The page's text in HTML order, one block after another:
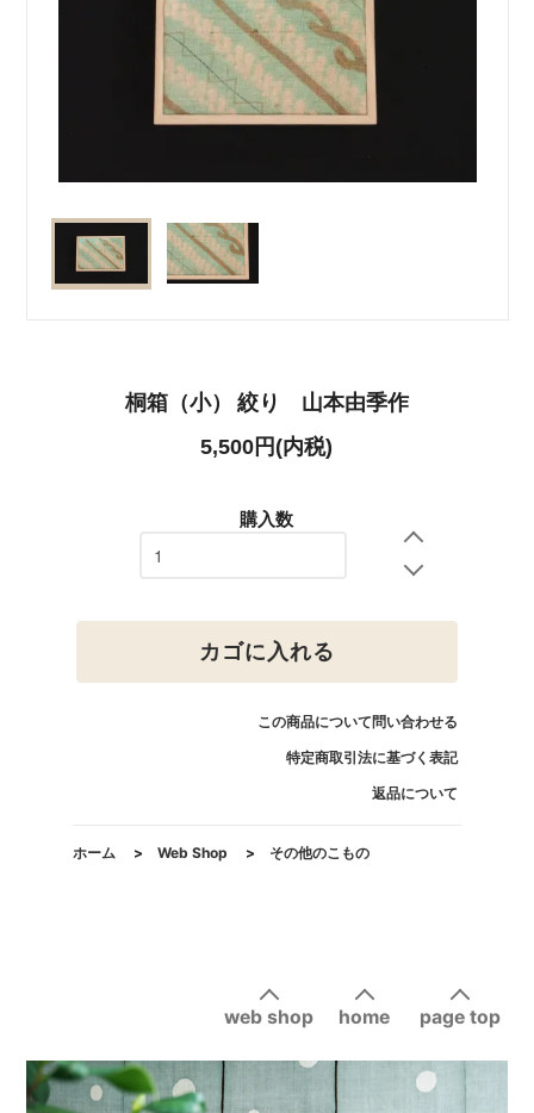
桐箱（小） 絞り 山本由季作
5,500円(内税)
購入数
カゴに入れる
この商品について問い合わせる
特定商取引法に基づく表記
返品について
ホーム > Web Shop > その他のこもの
page top
home
web shop